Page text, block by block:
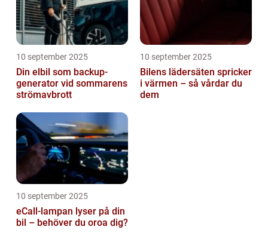
10 september 2025
Din elbil som backup-
generator vid sommarens
strömavbrott
10 september 2025
Bilens lädersäten spricker
i värmen – så vårdar du
dem
10 september 2025
eCall-lampan lyser på din
bil – behöver du oroa dig?